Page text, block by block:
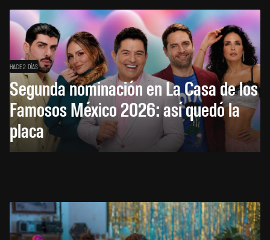
HACE 2 DÍAS
Segunda nominación en La Casa de los
Famosos México 2026: así quedó la
placa